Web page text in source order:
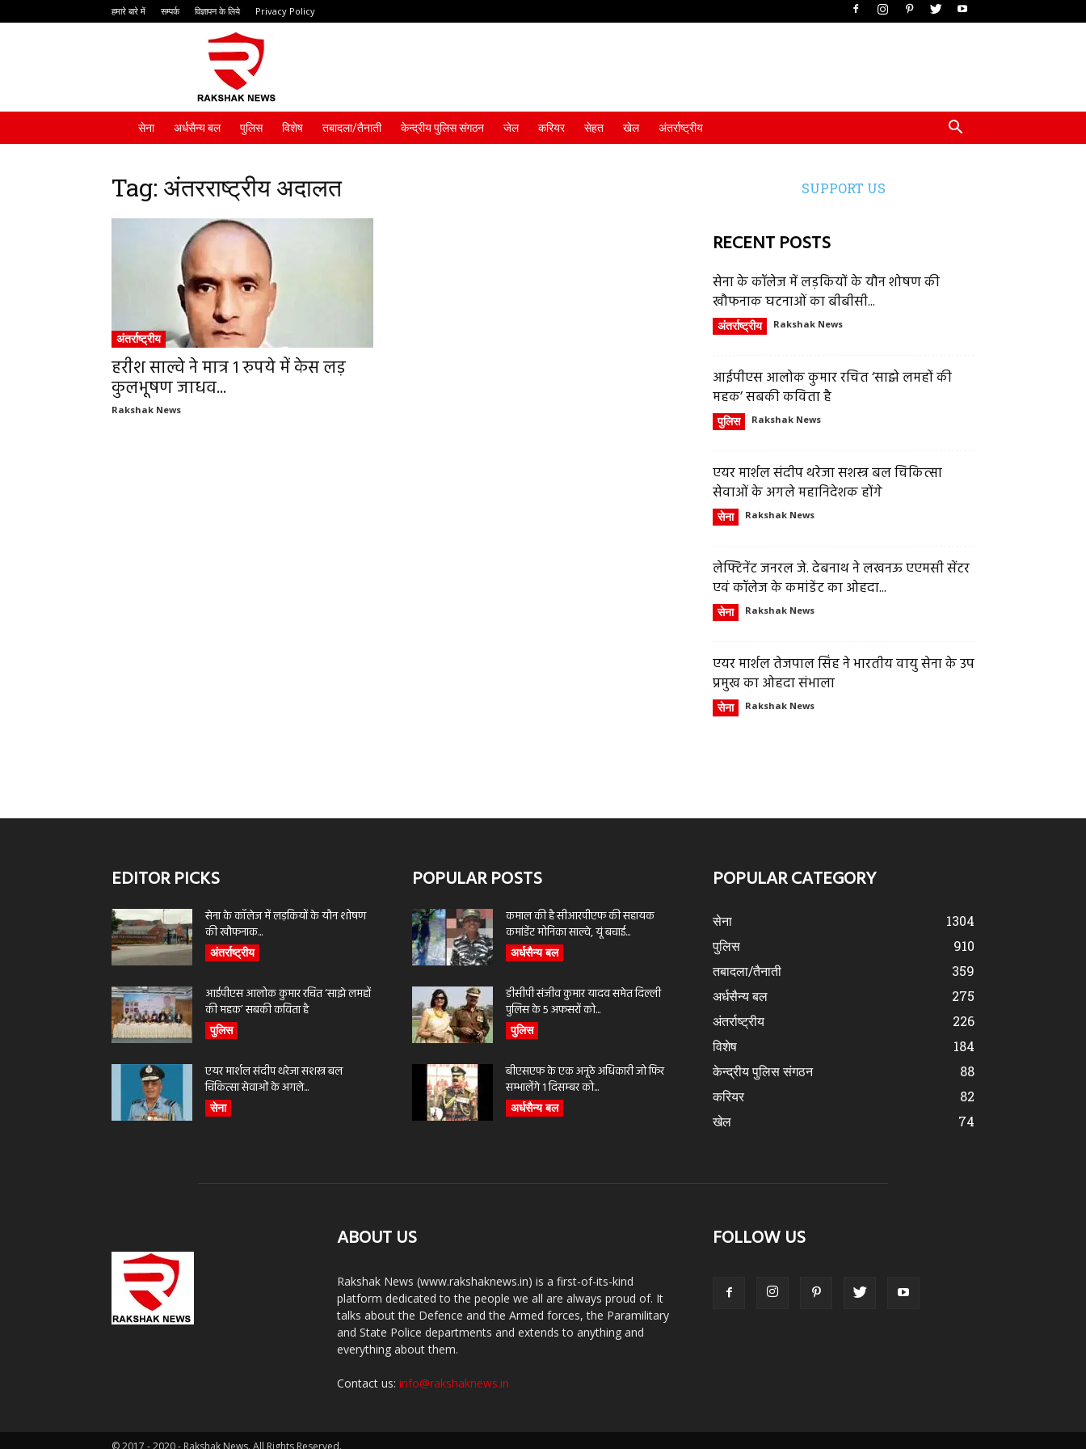
हमारे बारे में सम्पर्क विज्ञापन के लिये Privacy Policy
सेना अर्धसैन्य बल पुलिस विशेष तबादला/तैनाती केन्द्रीय पुलिस संगठन जेल करियर सेहत खेल अंतर्राष्ट्रीय
Tag: अंतरराष्ट्रीय अदालत
अंतर्राष्ट्रीय
हरीश साल्वे ने मात्र 1 रुपये में केस लड़
कुलभूषण जाधव...
Rakshak News
SUPPORT US
RECENT POSTS
सेना के कॉलेज में लड़कियों के यौन शोषण की
खौफनाक घटनाओं का बीबीसी...
अंतर्राष्ट्रीय Rakshak News
आईपीएस आलोक कुमार रचित ‘साझे लमहों की
महक’ सबकी कविता है
पुलिस Rakshak News
एयर मार्शल संदीप थरेजा सशस्त्र बल चिकित्सा
सेवाओं के अगले महानिदेशक होंगे
सेना Rakshak News
लेफ्टिनेंट जनरल जे. देबनाथ ने लखनऊ एएमसी सेंटर
एवं कॉलेज के कमांडेंट का ओहदा...
सेना Rakshak News
एयर मार्शल तेजपाल सिंह ने भारतीय वायु सेना के उप
प्रमुख का ओहदा संभाला
सेना Rakshak News
EDITOR PICKS
सेना के कॉलेज में लड़कियों के यौन शोषण
की खौफनाक...
अंतर्राष्ट्रीय
आईपीएस आलोक कुमार रचित ‘साझे लमहों
की महक’ सबकी कविता है
पुलिस
एयर मार्शल संदीप थरेजा सशस्त्र बल
चिकित्सा सेवाओं के अगले...
सेना
POPULAR POSTS
कमाल की है सीआरपीएफ की सहायक
कमांडेंट मोनिका साल्वे, यूं बचाई...
अर्धसैन्य बल
डीसीपी संजीव कुमार यादव समेत दिल्ली
पुलिस के 5 अफसरों को...
पुलिस
बीएसएफ के एक अनूठे अधिकारी जो फिर
सम्भालेंगे 1 दिसम्बर को...
अर्धसैन्य बल
POPULAR CATEGORY
सेना
1304
पुलिस
910
तबादला/तैनाती
359
अर्धसैन्य बल
275
अंतर्राष्ट्रीय
226
विशेष
184
केन्द्रीय पुलिस संगठन
88
करियर
82
खेल
74
ABOUT US
Rakshak News (www.rakshaknews.in) is a first-of-its-kind
platform dedicated to the people we all are always proud of. It
talks about the Defence and the Armed forces, the Paramilitary
and State Police departments and extends to anything and
everything about them.
Contact us: info@rakshaknews.in
FOLLOW US
© 2017 - 2020 - Rakshak News. All Rights Reserved.